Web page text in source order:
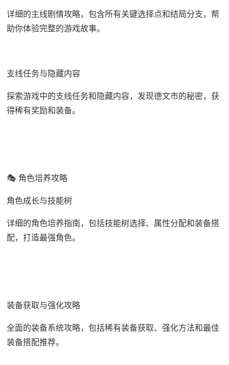
详细的主线剧情攻略，包含所有关键选择点和结局分支，帮
助你体验完整的游戏故事。
支线任务与隐藏内容
探索游戏中的支线任务和隐藏内容，发现德文市的秘密，获
得稀有奖励和装备。
🎭 角色培养攻略
角色成长与技能树
详细的角色培养指南，包括技能树选择、属性分配和装备搭
配，打造最强角色。
装备获取与强化攻略
全面的装备系统攻略，包括稀有装备获取、强化方法和最佳
装备搭配推荐。